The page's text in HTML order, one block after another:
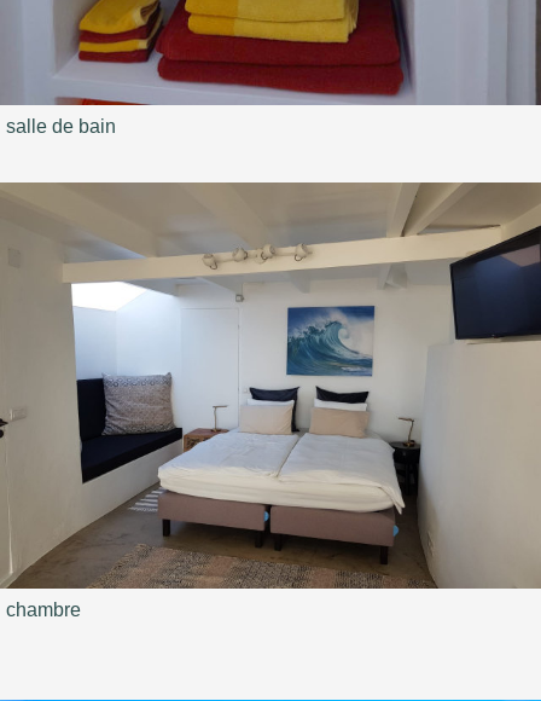
salle de bain
chambre